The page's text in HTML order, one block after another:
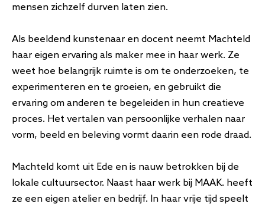
mensen zichzelf durven laten zien.
Als beeldend kunstenaar en docent neemt Machteld
haar eigen ervaring als maker mee in haar werk. Ze
weet hoe belangrijk ruimte is om te onderzoeken, te
experimenteren en te groeien, en gebruikt die
ervaring om anderen te begeleiden in hun creatieve
proces. Het vertalen van persoonlijke verhalen naar
vorm, beeld en beleving vormt daarin een rode draad.
Machteld komt uit Ede en is nauw betrokken bij de
lokale cultuursector. Naast haar werk bij MAAK. heeft
ze een eigen atelier en bedrijf. In haar vrije tijd speelt